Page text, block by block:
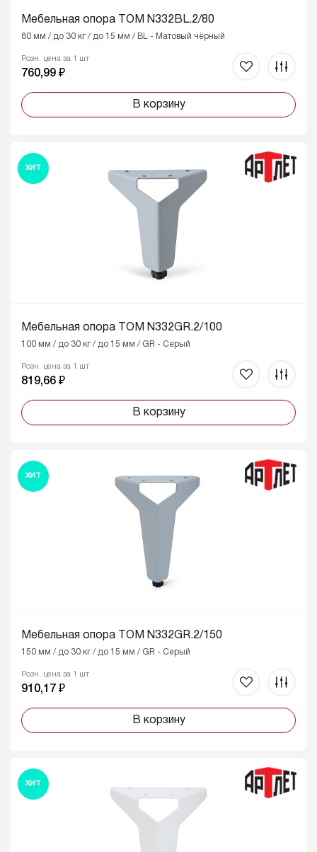
Мебельная опора ТОМ N332BL.2/80
80 мм / до 30 кг / до 15 мм / BL - Матовый чёрный
Розн. цена за 1 шт
760,99 ₽
В корзину
ХИТ
Мебельная опора ТОМ N332GR.2/100
100 мм / до 30 кг / до 15 мм / GR - Серый
Розн. цена за 1 шт
819,66 ₽
В корзину
ХИТ
Мебельная опора ТОМ N332GR.2/150
150 мм / до 30 кг / до 15 мм / GR - Серый
Розн. цена за 1 шт
910,17 ₽
В корзину
ХИТ